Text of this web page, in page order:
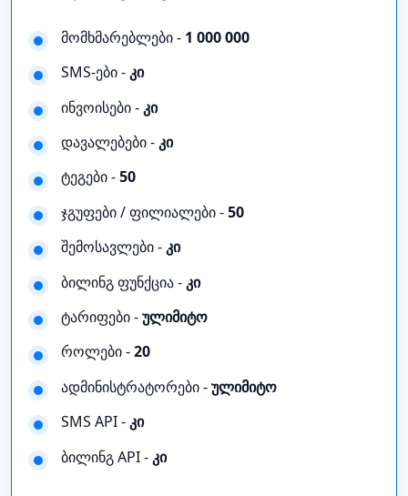
მომხმარებლები - 1 000 000
SMS-ები -კი
ინვოისები -კი
დავალებები -კი
ტეგები -50
ჯგუფები / ფილიალები -50
შემოსავლები -კი
ბილინგ ფუნქცია -კი
ტარიფები -ულიმიტო
როლები -20
ადმინისტრატორები -ულიმიტო
SMS API -კი
ბილინგ API -კი